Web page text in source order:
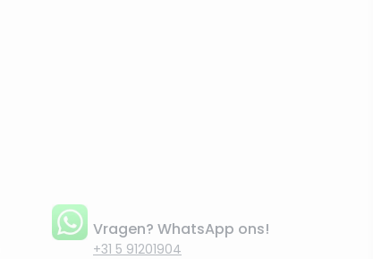
Vragen? WhatsApp ons!
+31 5 91201904